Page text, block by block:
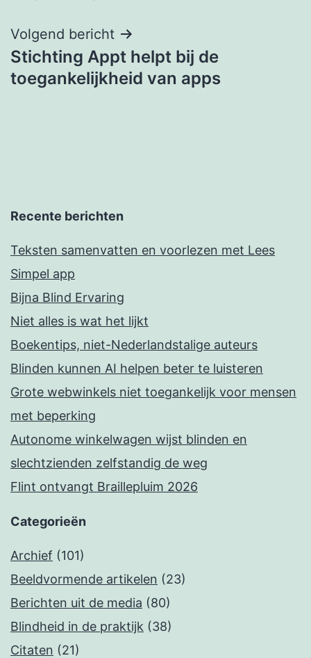
Volgend bericht
Stichting Appt helpt bij de
toegankelijkheid van apps
Recente berichten
Teksten samenvatten en voorlezen met Lees
Simpel app
Bijna Blind Ervaring
Niet alles is wat het lijkt
Boekentips, niet-Nederlandstalige auteurs
Blinden kunnen AI helpen beter te luisteren
Grote webwinkels niet toegankelijk voor mensen
met beperking
Autonome winkelwagen wijst blinden en
slechtzienden zelfstandig de weg
Flint ontvangt Braillepluim 2026
Categorieën
Archief (101)
Beeldvormende artikelen (23)
Berichten uit de media (80)
Blindheid in de praktijk (38)
Citaten (21)